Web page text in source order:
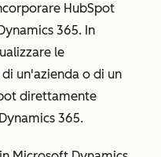
HubSpot
365. In
le
un'azienda o di un
direttamente
365.